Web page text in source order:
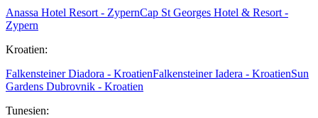
Anassa Hotel Resort - ZypernCap St Georges Hotel & Resort -
Zypern
Kroatien:
Falkensteiner Diadora - KroatienFalkensteiner Iadera - KroatienSun
Gardens Dubrovnik - Kroatien
Tunesien: